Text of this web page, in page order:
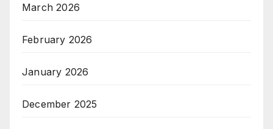
March 2026
February 2026
January 2026
December 2025